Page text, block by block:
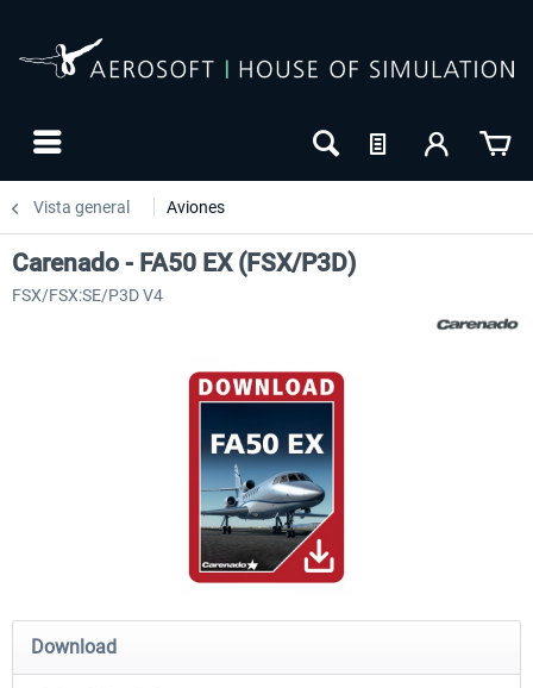
Vista general Aviones
Airbus Bundle iFly Jets-The 737NG for
Carenado - FA50 EX (FSX/P3D)
FSX/FSX:SE/P3D V4
Download